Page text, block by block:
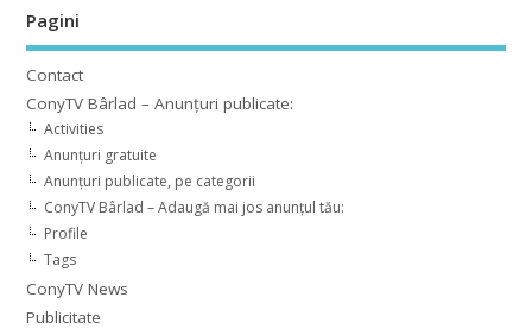
Pagini
Contact
ConyTV Bârlad – Anunțuri publicate:
Activities
Anunțuri gratuite
Anunțuri publicate, pe categorii
ConyTV Bârlad – Adaugă mai jos anunțul tău:
Profile
Tags
ConyTV News
Publicitate